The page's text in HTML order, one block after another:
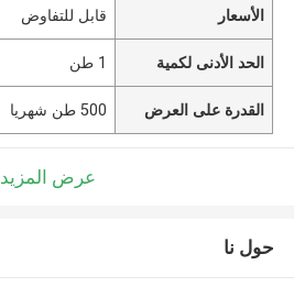
الأسعار قابل للتفاوض
الحد الأدنى لكمية 1 طن
القدرة على العرض 500 طن شهريا
عرض المزيد
حول نا